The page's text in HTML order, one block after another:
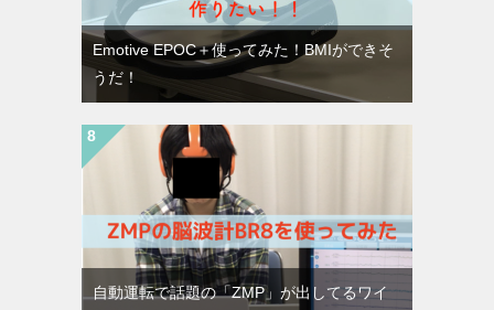
Emotive EPOC＋使ってみた！BMIができそ
うだ！
自動運転で話題の「ZMP」が出してるワイ